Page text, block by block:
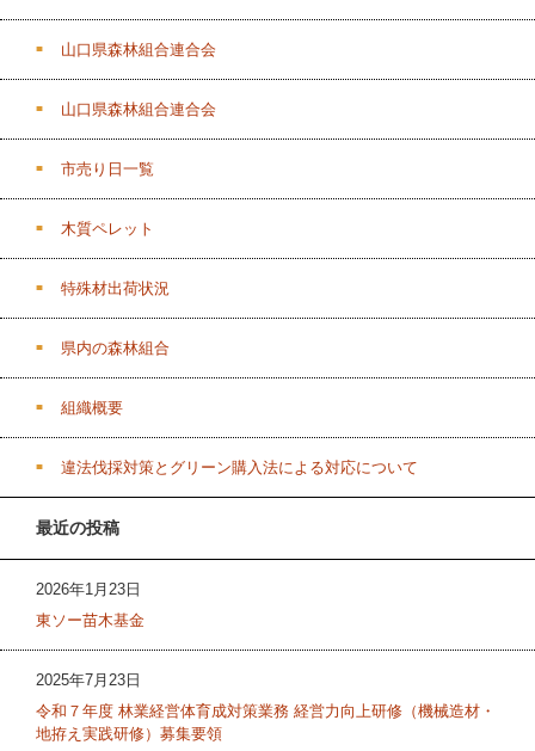
山口県森林組合連合会
山口県森林組合連合会
市売り日一覧
木質ペレット
特殊材出荷状況
県内の森林組合
組織概要
違法伐採対策とグリーン購入法による対応について
最近の投稿
2026年1月23日
東ソー苗木基金
2025年7月23日
令和７年度 林業経営体育成対策業務 経営力向上研修（機械造材・
地拵え実践研修）募集要領